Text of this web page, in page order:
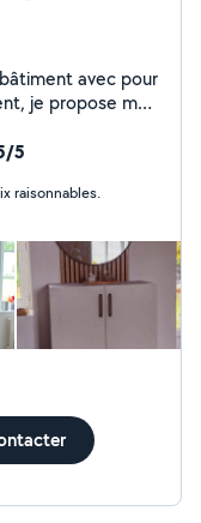
avec pour
je propose mes
5
raisonnables.